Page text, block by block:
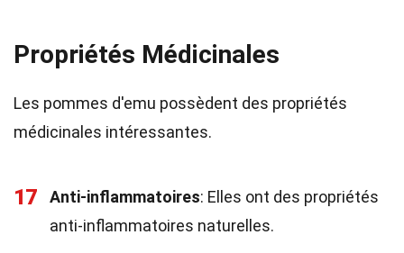
Propriétés Médicinales
Les pommes d'emu possèdent des propriétés
médicinales intéressantes.
17 Anti-inflammatoires: Elles ont des propriétés
anti-inflammatoires naturelles.